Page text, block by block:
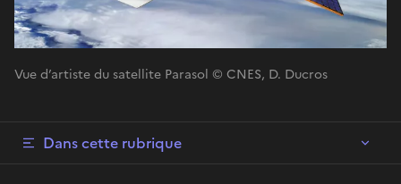
Vue d’artiste du satellite Parasol © CNES, D. Ducros
Dans cette rubrique